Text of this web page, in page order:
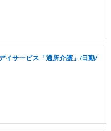
イサービス「通所介護」/日勤/